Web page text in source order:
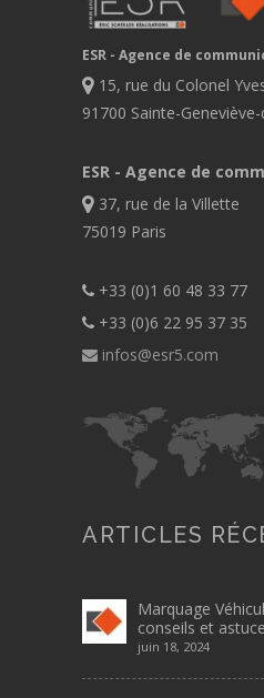
ESR - Agence de
15, rue du Colonel
91700 Sainte-
ESR - Agence de
37, rue de la Villette
75019 Paris
+33 (0)1 60 48 33 77
+33 (0)6 22 95 37 35
infos@esr5.com
ARTICLES
Marquage
conseils et
juin 18, 2024